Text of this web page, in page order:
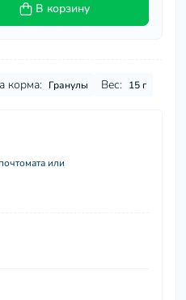
В корзину
корма: Гранулы Вес: 15 г
или